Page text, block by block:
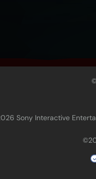
Sony Interactive